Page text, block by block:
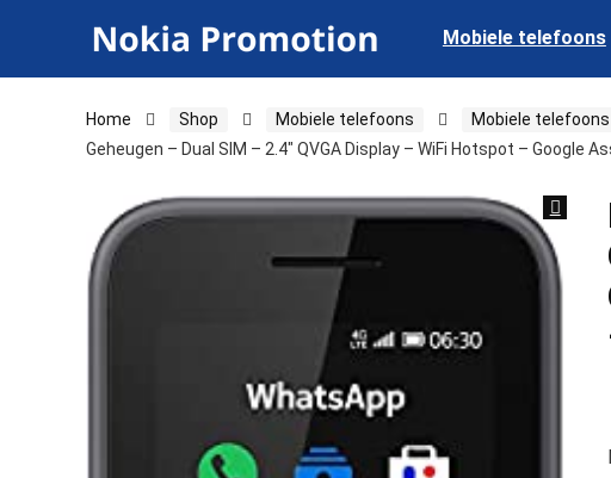
Mobiele telefoons
Home Shop Mobiele telefoons Mobiele
Geheugen – Dual SIM – 2.4″ QVGA Display – WiFi Hotspot – Google